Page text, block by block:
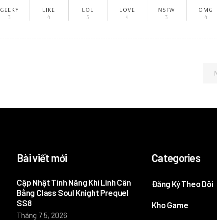
GEEKY
3
LIKE
4
LOL
5
LOVE
4
NSFW
3
OMG
4
Bài viết mới
Cập Nhật Tính Năng Khí Linh Cân
Bằng Class Soul Knight Prequel
SS8
Tháng 7 5, 2026
Categories
Đăng Ký Theo Dõi
Kho Game